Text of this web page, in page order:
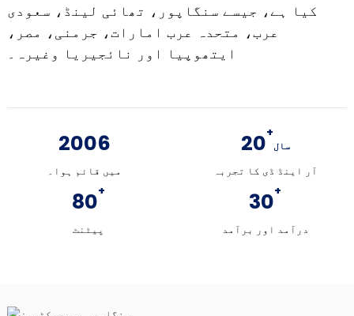
کیا ہے، جیسے سنگاپور، تھائی لینڈ، سعودی
عرب، متحدہ عرب امارات، جرمنی، مصر،
ایتھوپیا اور نائجیریا وغیرہ۔
2006
میں قائم ہوا۔
20+
سال
آر اینڈ ڈی کا تجربہ
80+
پیٹنٹ
30+
درآمد اور برآمد